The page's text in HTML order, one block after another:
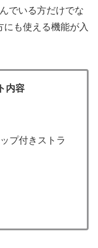
でいる方だけでな
にも使える機能が入
内容
プ付きストラ